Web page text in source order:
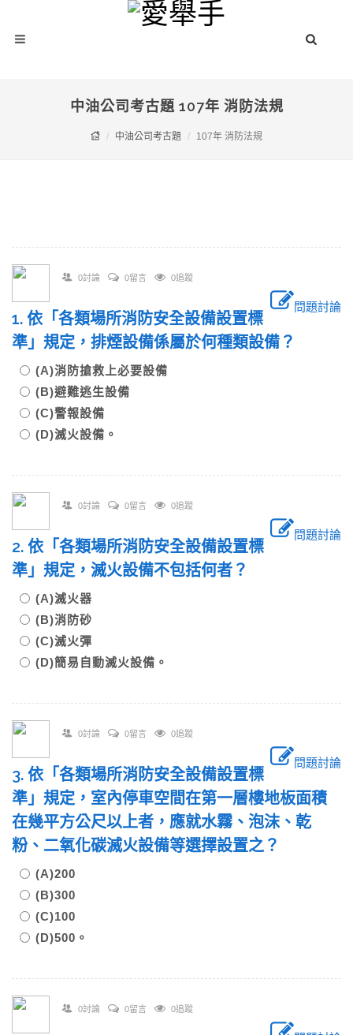
中油公司考古題 107年 消防法規
中油公司考古題 107年 消防法規
0討論 0留言 0追蹤
問題討論
1. 依「各類場所消防安全設備設置標
準」規定，排煙設備係屬於何種類設備？
(A)消防搶救上必要設備
(B)避難逃生設備
(C)警報設備
(D)滅火設備。
0討論 0留言 0追蹤
問題討論
2. 依「各類場所消防安全設備設置標
準」規定，滅火設備不包括何者？
(A)滅火器
(B)消防砂
(C)滅火彈
(D)簡易自動滅火設備。
0討論 0留言 0追蹤
問題討論
3. 依「各類場所消防安全設備設置標
準」規定，室內停車空間在第一層樓地板面積
在幾平方公尺以上者，應就水霧、泡沫、乾
粉、二氧化碳滅火設備等選擇設置之？
(A)200
(B)300
(C)100
(D)500。
0討論 0留言 0追蹤